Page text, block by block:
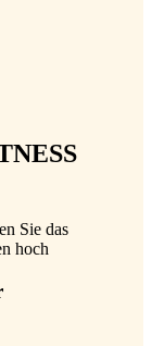
Sie das
hoch